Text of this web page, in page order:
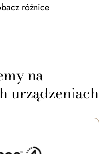
różnice
na
urządzeniach